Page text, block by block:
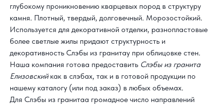
глубокому проникновению кварцевых пород в структуру
камня. Плотный, твердый, долговечный. Морозостойкий.
Используется для декоративной отделки, разнопластовые
более светлые жилы придают структурность и
декоративность Слэбы из гранитау при облицовке стен.
Наша компания готова предоставить Слэбы из гранита
Елизовскийкак в слэбах, так и в готовой продукции по
нашему каталогу (или под заказ) в любых объемах.
Для Слэбы из гранитаа громадное число направлений